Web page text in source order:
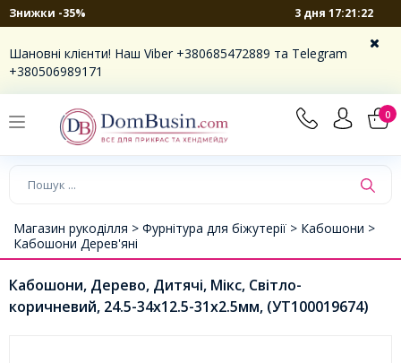
Знижки -35% 3 дня 17:21:22
Шановні клієнти! Наш Viber +380685472889 та Telegram
+380506989171
0
Магазин рукоділля > Фурнітура для біжутерії > Кабошони >
Кабошони Дерев'яні
Кабошони, Дерево, Дитячі, Мікс, Світло-
коричневий, 24.5-34x12.5-31x2.5мм, (УТ100019674)